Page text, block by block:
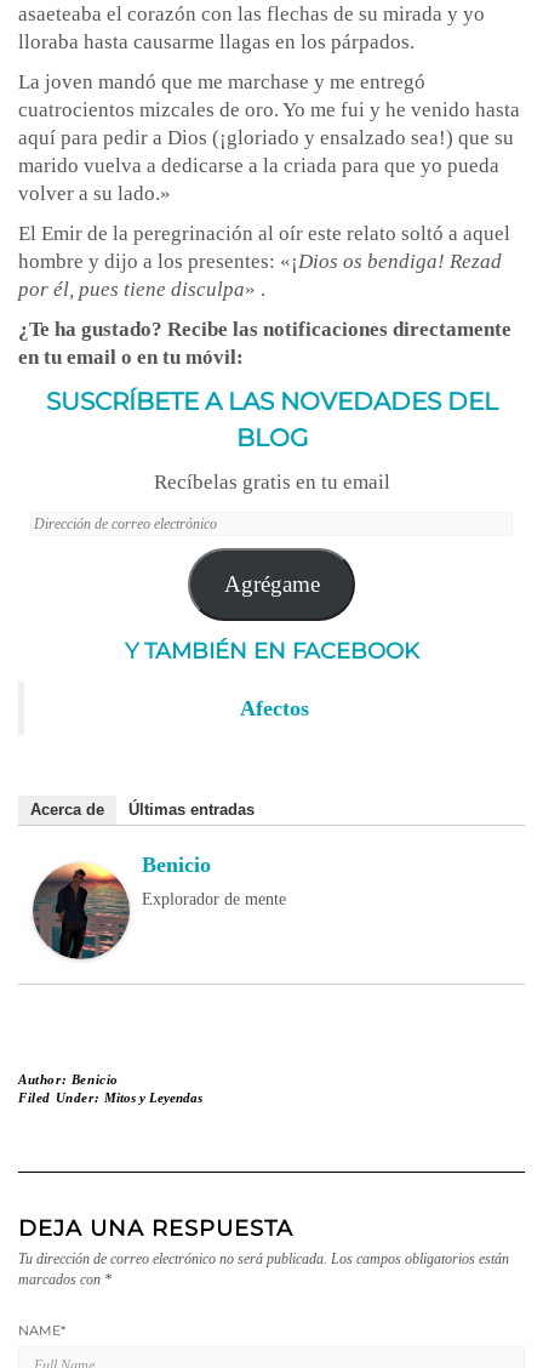
asaeteaba el corazón con las flechas de su mirada y yo
lloraba hasta causarme llagas en los párpados.
La joven mandó que me marchase y me entregó
cuatrocientos mizcales de oro. Yo me fui y he venido hasta
aquí para pedir a Dios (¡gloriado y ensalzado sea!) que su
marido vuelva a dedicarse a la criada para que yo pueda
volver a su lado.»
El Emir de la peregrinación al oír este relato soltó a aquel
hombre y dijo a los presentes: «¡Dios os bendiga! Rezad
por él, pues tiene disculpa» .
¿Te ha gustado? Recibe las notificaciones directamente
en tu email o en tu móvil:
SUSCRÍBETE A LAS NOVEDADES DEL
BLOG
Recíbelas gratis en tu email
Dirección
Agrégame
Y TAMBIÉN EN FACEBOOK
Afectos
Acerca de Últimas entradas
Benicio
Explorador de mente
Author: Benicio
Filed Under: Mitos y Leyendas
DEJA UNA RESPUESTA
Tu dirección de correo electrónico no será publicada. Los campos obligatorios están
marcados con *
NAME*